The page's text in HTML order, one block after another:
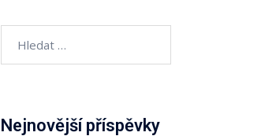
Nejnovější příspěvky